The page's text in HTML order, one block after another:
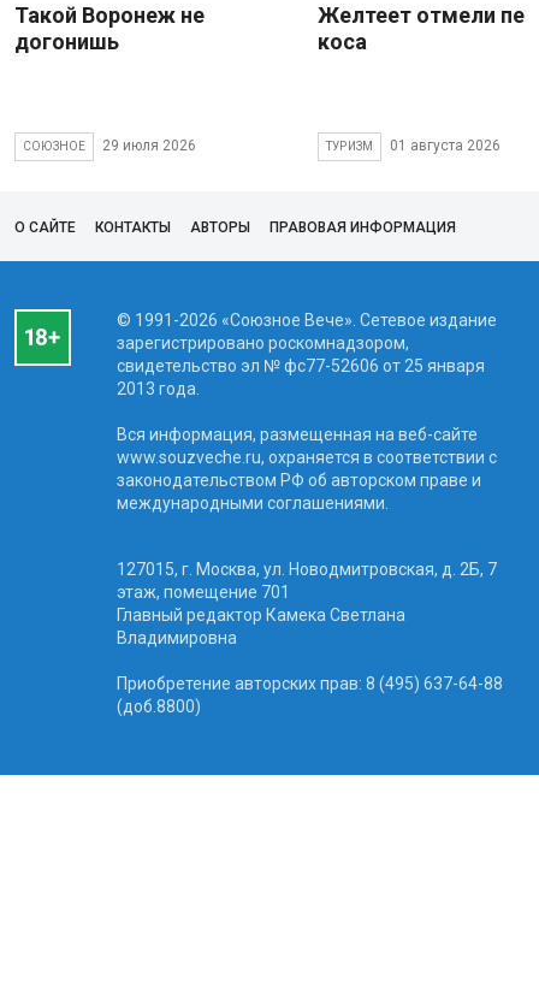
Такой Воронеж не
догонишь
СОЮЗНОЕ 29 июля 2026
Желтеет отмели
коса
ТУРИЗМ 01 августа 2026
О САЙТЕ КОНТАКТЫ АВТОРЫ ПРАВОВАЯ ИНФОРМАЦИЯ
© 1991-2026 «Союзное Вече». Сетевое издание
зарегистрировано роскомнадзором,
свидетельство эл № фc77-52606 от 25 января
2013 года.
Вся информация, размещенная на веб-сайте
www.souzveche.ru, охраняется в соответствии с
законодательством РФ об авторском праве и
международными соглашениями.
127015, г. Москва, ул. Новодмитровская, д. 2Б, 7
этаж, помещение 701
Главный редактор Камека Светлана
Владимировна
Приобретение авторских прав: 8 (495) 637-64-88
(доб.8800)